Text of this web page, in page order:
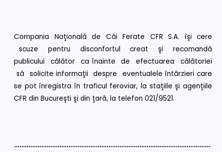
Compania Naţională de Căi Ferate CFR S.A. îşi cere
scuze pentru disconfortul creat şi recomandă
publicului călător ca înainte de efectuarea călătoriei
să solicite informaţii despre eventualele întârzieri care
se pot înregistra în traficul feroviar, la staţiile şi agenţiile
CFR din Bucureşti şi din ţară, la telefon 021/9521.
………………………………………………………………………………………………